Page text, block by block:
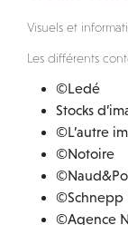
Visuels et
Les différents
©Ledé
Stocks
©L’autre
©Notoire
©Schnepp
©Agence